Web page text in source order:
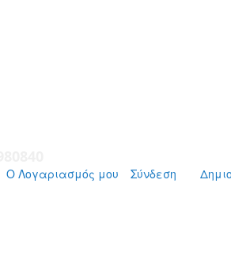
Ο Λογαριασμός μου Σύνδεση